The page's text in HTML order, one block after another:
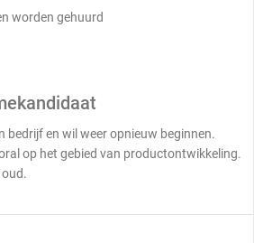
worden gehuurd
bedrijf en wil weer opnieuw beginnen.
op het gebied van productontwikkeling.